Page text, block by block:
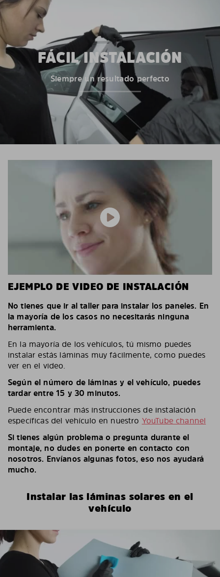
FÁCIL INSTALACIÓN
Siempre un resultado perfecto
EJEMPLO DE VIDEO DE INSTALACIÓN
No tienes que ir al taller para instalar los paneles. En
la mayoría de los casos no necesitarás ninguna
herramienta.
En la mayoría de los vehículos, tú mismo puedes
instalar estás láminas muy fácilmente, como puedes
ver en el video.
Según el número de láminas y el vehículo, puedes
tardar entre 15 y 30 minutos.
Puede encontrar más instrucciones de instalación
específicas del vehículo en nuestro YouTube channel
Si tienes algún problema o pregunta durante el
montaje, no dudes en ponerte en contacto con
nosotros. Envíanos algunas fotos, eso nos ayudará
mucho.
Instalar las láminas solares en el
vehículo